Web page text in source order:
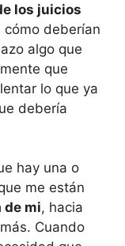
los juicios
deberían
algo que
que
lo que ya
debería
hay una o
me están
de mi, hacia
Cuando